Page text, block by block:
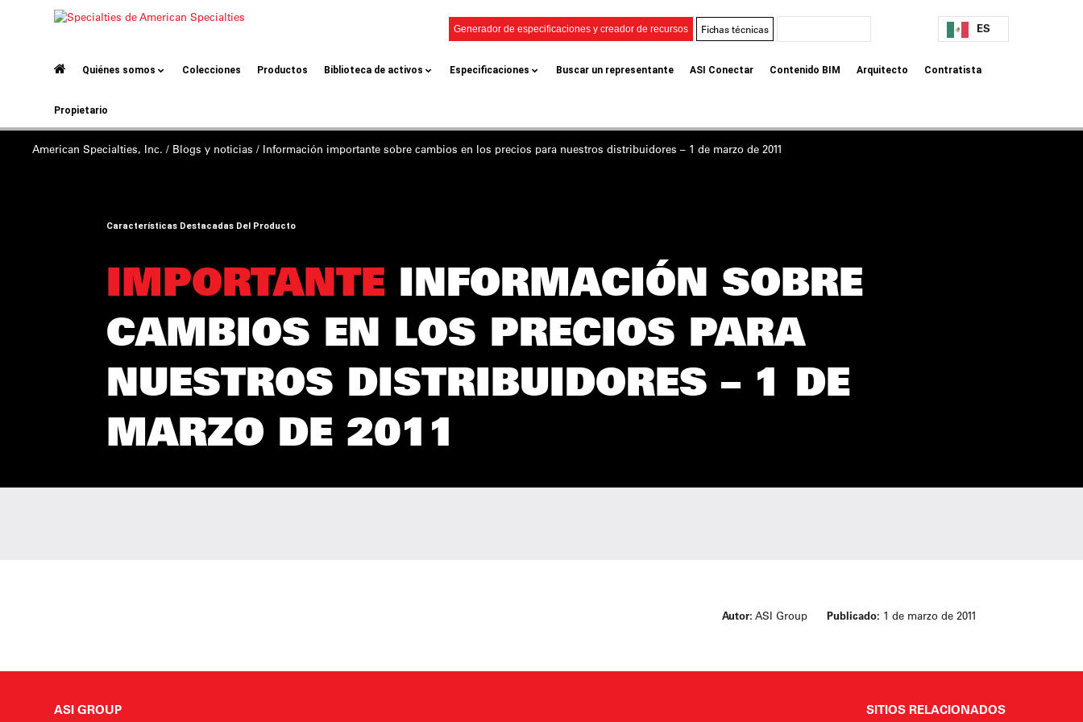
Generador de especificaciones y creador de recursos Fichas técnicas ES
Quiénes somos Colecciones Productos Biblioteca de activos Especificaciones Buscar un representante ASI Conectar Contenido BIM Arquitecto Contratista
Propietario
American Specialties, Inc. / Blogs y noticias / Información importante sobre cambios en los precios para nuestros distribuidores – 1 de marzo de 2011
Características Destacadas Del Producto
IMPORTANTE INFORMACIÓN SOBRE
CAMBIOS EN LOS PRECIOS PARA
NUESTROS DISTRIBUIDORES – 1 DE
MARZO DE 2011
Autor: ASI Group Publicado: 1 de marzo de 2011
ASI GROUP SITIOS RELACIONADOS